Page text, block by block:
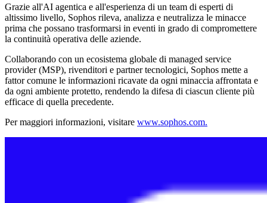
Grazie all'AI agentica e all'esperienza di un team di esperti di
altissimo livello, Sophos rileva, analizza e neutralizza le minacce
prima che possano trasformarsi in eventi in grado di compromettere
la continuità operativa delle aziende.
Collaborando con un ecosistema globale di managed service
provider (MSP), rivenditori e partner tecnologici, Sophos mette a
fattor comune le informazioni ricavate da ogni minaccia affrontata e
da ogni ambiente protetto, rendendo la difesa di ciascun cliente più
efficace di quella precedente.
Per maggiori informazioni, visitare www.sophos.com.